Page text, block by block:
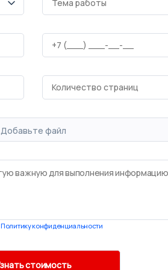
Добавьте файл
Политику конфиденциальности